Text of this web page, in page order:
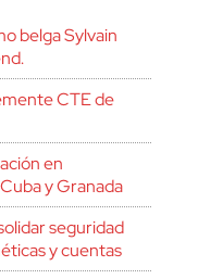
belga Sylvain
CTE de
en
y Granada
seguridad
y cuentas